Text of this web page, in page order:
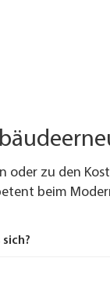
oder zu den
beim